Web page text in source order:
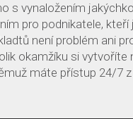
s vynaložením
pro podnikatele,
není problém ani
okamžíku si
máte přístup 24/